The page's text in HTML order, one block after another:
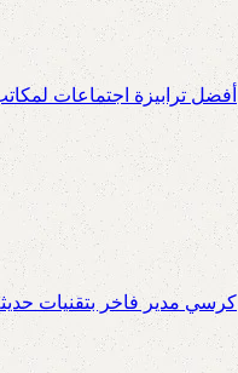
أفضل ترابيزة اجتماعات
كرسي مدير فاخر بتقنيات